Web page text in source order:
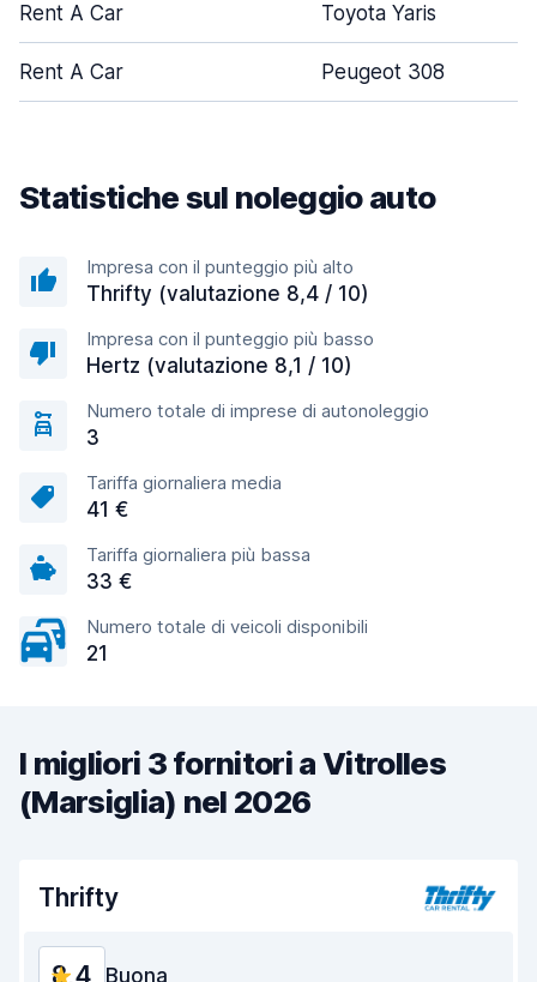
Rent A Car Toyota Yaris
Rent A Car Peugeot 308
Statistiche sul noleggio auto
Impresa con il punteggio più alto
Thrifty (valutazione 8,4 / 10)
Impresa con il punteggio più basso
Hertz (valutazione 8,1 / 10)
Numero totale di imprese di autonoleggio
3
Tariffa giornaliera media
41 €
Tariffa giornaliera più bassa
33 €
Numero totale di veicoli disponibili
21
I migliori 3 fornitori a Vitrolles
(Marsiglia) nel 2026
Thrifty
8,4 Buona